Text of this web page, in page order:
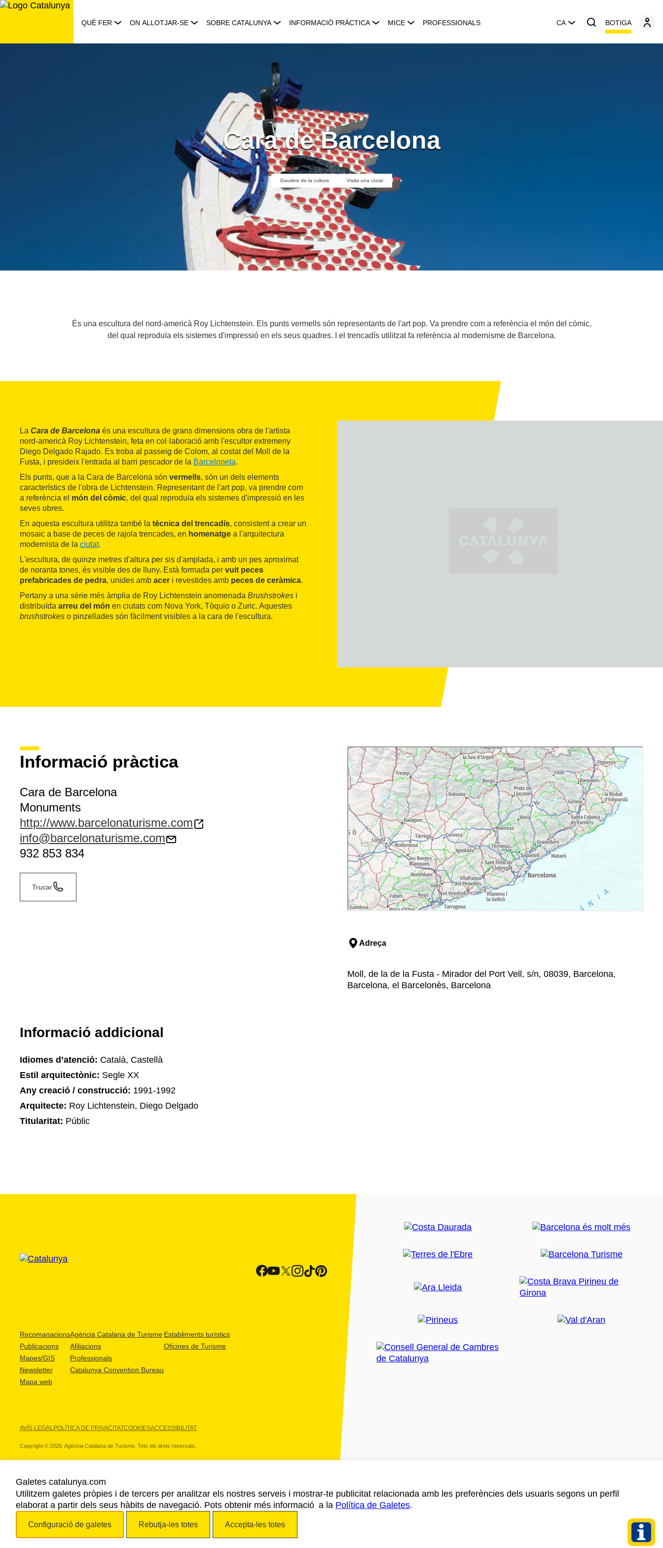
Saltar
QUÈ FER ON ALLOTJAR-SE SOBRE CATALUNYA INFORMACIÓ PRÀCTICA MICE PROFESSIONALS CA BOTIGA
Cara de Barcelona
Gaudeix de la cultura Visita una ciutat
És una escultura del nord-americà Roy Lichtenstein. Els punts vermells són representants de l'art pop. Va prendre com a referència el món del còmic,
del qual reproduïa els sistemes d'impressió en els seus quadres. I el trencadís utilitzat fa referència al modernisme de Barcelona.
La Cara de Barcelona és una escultura de grans dimensions obra de l'artista
nord-americà Roy Lichtenstein, feta en col·laboració amb l'escultor extremeny
Diego Delgado Rajado. Es troba al passeig de Colom, al costat del Moll de la
Fusta, i presideix l'entrada al barri pescador de la Barceloneta.
Els punts, que a la Cara de Barcelona són vermells, són un dels elements
característics de l'obra de Lichtenstein. Representant de l'art pop, va prendre com
a referència el món del còmic, del qual reproduïa els sistemes d'impressió en les
seves obres.
En aquesta escultura utilitza també la tècnica del trencadís, consistent a crear un
mosaic a base de peces de rajola trencades, en homenatge a l'arquitectura
modernista de la ciutat.
L'escultura, de quinze metres d'altura per sis d'amplada, i amb un pes aproximat
de noranta tones, és visible des de lluny. Està formada per vuit peces
prefabricades de pedra, unides amb acer i revestides amb peces de ceràmica.
Pertany a una sèrie més àmplia de Roy Lichtenstein anomenada Brushstrokes i
distribuïda arreu del món en ciutats com Nova York, Tòquio o Zuric. Aquestes
brushstrokes o pinzellades són fàcilment visibles a la cara de l'escultura.
Informació pràctica
Cara de Barcelona
Monuments
http://www.barcelonaturisme.com
info@barcelonaturisme.com
932 853 834
Trucar
Adreça
Moll, de la de la Fusta - Mirador del Port Vell, s/n, 08039, Barcelona,
Barcelona, el Barcelonès, Barcelona
Informació addicional
Idiomes d’atenció: Català, Castellà
Estil arquitectònic: Segle XX
Any creació / construcció: 1991-1992
Arquitecte: Roy Lichtenstein, Diego Delgado
Titularitat: Públic
Recomanacions
Publicacions
Mapes/GIS
Newsletter
Mapa web
Agència Catalana de Turisme
Afiliacions
Professionals
Catalunya Convention Bureau
Establiments turístics
Oficines de Turisme
AVÍS LEGALPOLÍTICA DE PRIVACITATCOOKIESACCESSIBILITAT
Copyright © 2026. Agència Catalana de Turisme. Tots els drets reservats.
ELS NOSTRES PARTNERS
Galetes catalunya.com
Utilitzem galetes pròpies i de tercers per analitzar els nostres serveis i mostrar-te publicitat relacionada amb les preferències dels usuaris segons un perfil
elaborat a partir dels seus hàbits de navegació. Pots obtenir més informació a la Política de Galetes.
Configuració de galetes Rebutja-les totes Accepta-les totes